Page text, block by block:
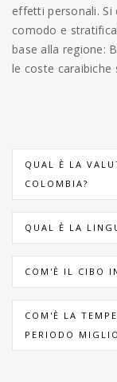
effetti personali.
comodo e
base alla regione:
le coste
QUAL È LA
COLOMBIA?
QUAL È LA
COM'È IL CIBO
COM'È LA
PERIODO